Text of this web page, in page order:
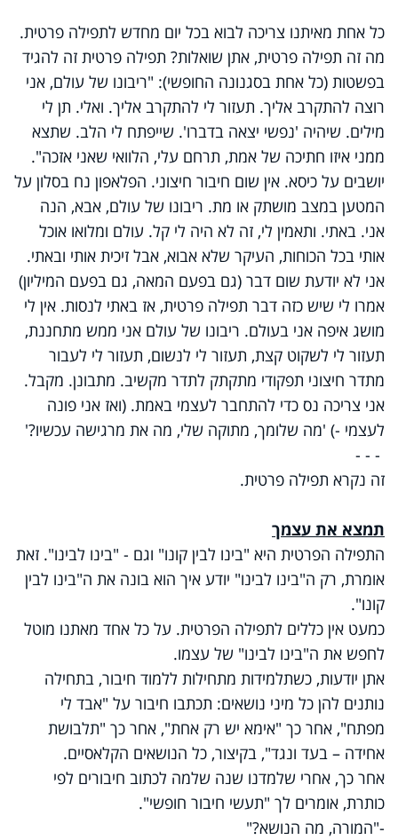
כל אחת מאיתנו צריכה לבוא בכל יום מחדש לתפילה פרטית.
מה זה תפילה פרטית, אתן שואלות? תפילה פרטית זה להגיד
בפשטות (כל אחת בסגנונה החופשי): "ריבונו של עולם, אני
רוצה להתקרב אליך. תעזור לי להתקרב אליך. ואלי. תן לי
מילים. שיהיה 'נפשי יצאה בדברו'. שייפתח לי הלב. שתצא
ממני איזו חתיכה של אמת, תרחם עלי, הלוואי שאני אזכה".
יושבים על כיסא. אין שום חיבור חיצוני. הפלאפון נח בסלון על
המטען במצב מושתק או מת. ריבונו של עולם, אבא, הנה
אני. באתי. ותאמין לי, זה לא היה לי קל. עולם ומלואו אוכל
אותי בכל הכוחות, העיקר שלא אבוא, אבל זיכית אותי ובאתי.
אני לא יודעת שום דבר (גם בפעם המאה, גם בפעם המיליון)
אמרו לי שיש כזה דבר תפילה פרטית, אז באתי לנסות. אין לי
מושג איפה אני בעולם. ריבונו של עולם אני ממש מתחננת,
תעזור לי לשקוט קצת, תעזור לי לנשום, תעזור לי לעבור
מתדר חיצוני תפקודי מתקתק לתדר מקשיב. מתבונן. מקבל.
אני צריכה נס כדי להתחבר לעצמי באמת. (ואז אני פונה
לעצמי -) 'מה שלומך, מתוקה שלי, מה את מרגישה עכשיו?'
- - -
זה נקרא תפילה פרטית.
תמצא את עצמך
התפילה הפרטית היא "בינו לבין קונו" וגם - "בינו לבינו". זאת
אומרת, רק ה"בינו לבינו" יודע איך הוא בונה את ה"בינו לבין
קונו".
כמעט אין כללים לתפילה הפרטית. על כל אחד מאתנו מוטל
לחפש את ה"בינו לבינו" של עצמו.
אתן יודעות, כשתלמידות מתחילות ללמוד חיבור, בתחילה
נותנים להן כל מיני נושאים: תכתבו חיבור על "אבד לי
מפתח", אחר כך "אימא יש רק אחת", אחר כך "תלבושת
אחידה – בעד ונגד", בקיצור, כל הנושאים הקלאסיים.
אחר כך, אחרי שלמדנו שנה שלמה לכתוב חיבורים לפי
כותרת, אומרים לך "תעשי חיבור חופשי".
-"המורה, מה הנושא?"